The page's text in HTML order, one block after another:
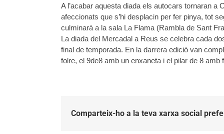
A l’acabar aquesta diada els autocars tornaran
afeccionats que s’hi desplacin per fer pinya, tot
culminarà a la sala La Flama (Rambla de Sant
La diada del Mercadal a Reus se celebra cada
final de temporada. En la darrera edició van
folre, el 9de8 amb un enxaneta i el pilar de 8
Comparteix-ho a la teva xarxa social